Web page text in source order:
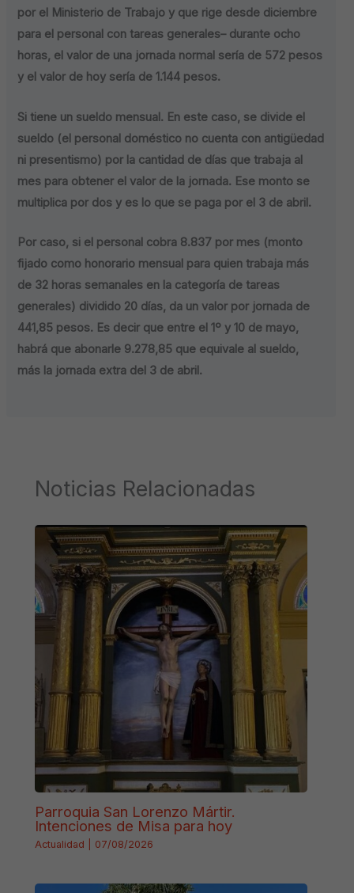
por el Ministerio de Trabajo y que rige desde diciembre
para el personal con tareas generales– durante ocho
horas, el valor de una jornada normal sería de 572 pesos
y el valor de hoy sería de 1.144 pesos.
Si tiene un sueldo mensual. En este caso, se divide el
sueldo (el personal doméstico no cuenta con antigüedad
ni presentismo) por la cantidad de días que trabaja al
mes para obtener el valor de la jornada. Ese monto se
multiplica por dos y es lo que se paga por el 3 de abril.
Por caso, si el personal cobra 8.837 por mes (monto
fijado como honorario mensual para quien trabaja más
de 32 horas semanales en la categoría de tareas
generales) dividido 20 días, da un valor por jornada de
441,85 pesos. Es decir que entre el 1º y 10 de mayo,
habrá que abonarle 9.278,85 que equivale al sueldo,
más la jornada extra del 3 de abril.
Noticias Relacionadas
Parroquia San Lorenzo Mártir.
Intenciones de Misa para hoy
Actualidad 07/08/2026